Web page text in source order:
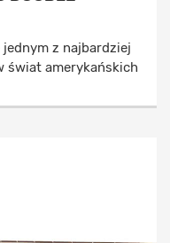
z najbardziej
świat amerykańskich